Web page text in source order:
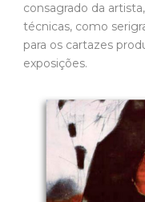
consagrado da
técnicas, como
para os cartazes
exposições.